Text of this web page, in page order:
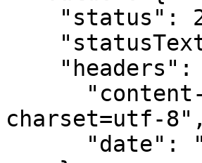
charset=utf-8",